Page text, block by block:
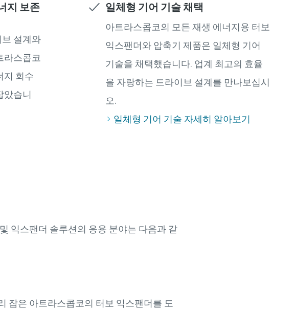
지 보존
설계와
라스콥코
지 회수
았습니
일체형 기어 기술 채택
아트라스콥코의 모든 재생 에너지용 터보
익스팬더와 압축기 제품은 일체형 기어
기술을 채택했습니다. 업계 최고의 효율
을 자랑하는 드라이브 설계를 만나보십시
오.
일체형 기어 기술 자세히 알아보기
익스팬더 솔루션의 응용 분야는 다음과 같
잡은 아트라스콥코의 터보 익스팬더를 도